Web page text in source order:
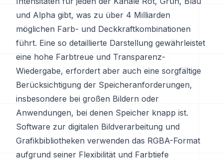
und Alpha gibt, was zu über 4 Milliarden
möglichen Farb- und Deckkraftkombinationen
führt. Eine so detaillierte Darstellung gewährleistet
eine hohe Farbtreue und Transparenz-
Wiedergabe, erfordert aber auch eine sorgfältige
Berücksichtigung der Speicheranforderungen,
insbesondere bei großen Bildern oder
Anwendungen, bei denen Speicher knapp ist.
Software zur digitalen Bildverarbeitung und
Grafikbibliotheken verwenden das RGBA-Format
aufgrund seiner Flexibilität und Farbtiefe